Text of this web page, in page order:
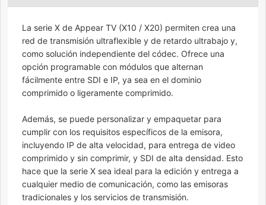
La serie X de Appear TV (X10 / X20) permiten crea una
red de transmisión ultraflexible y de retardo ultrabajo y,
como solución independiente del códec. Ofrece una
opción programable con módulos que alternan
fácilmente entre SDI e IP, ya sea en el dominio
comprimido o ligeramente comprimido.
Además, se puede personalizar y empaquetar para
cumplir con los requisitos específicos de la emisora,
incluyendo IP de alta velocidad, para entrega de video
comprimido y sin comprimir, y SDI de alta densidad. Esto
hace que la serie X sea ideal para la edición y entrega a
cualquier medio de comunicación, como las emisoras
tradicionales y los servicios de transmisión.